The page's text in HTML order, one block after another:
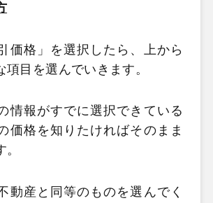
価格」を選択したら、上から
項目を選んでいきます。
情報がすでに選択できている
価格を知りたければそのまま
動産と同等のものを選んでく